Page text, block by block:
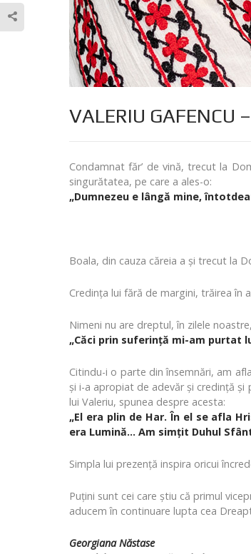
VALERIU
Condamnat făr’ de vină, trecut la
singurătatea, pe care a ales-o:
„Dumnezeu e lângă mine,
Boala, din cauza căreia a și trecut la
Credința lui fără de margini, trăirea în
Nimeni nu are dreptul, în zilele
„Căci prin suferință mi-am purtat
Citindu-i o parte din însemnări, am
și i-a apropiat de adevăr și credință și
lui Valeriu, spunea despre acesta:
„El era plin de Har. În el se afla
era Lumină... Am simțit Duhul
Simpla lui prezență inspira oricui
Puțini sunt cei care știu că primul
aducem în continuare lupta cea
Georgiana Năstase